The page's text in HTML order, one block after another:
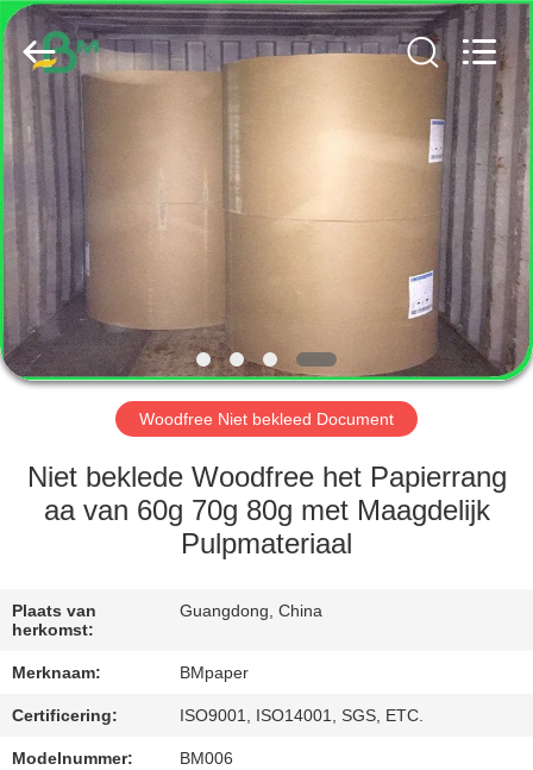
HUIS
PRODUCTEN
ONGEVEER
ONS
FABRIEKSREIS
KWALITEITSCONTROLE
CONTACTEER
GEVALLEN
GUANGZHOU
BMPAPER
CO.,
LTD..
All
Rights
Woodfree Niet bekleed Document
Niet beklede Woodfree het Papierrang
aa van 60g 70g 80g met Maagdelijk
Pulpmateriaal
Plaats van
herkomst:
Guangdong, China
Merknaam: BMpaper
Certificering: ISO9001, ISO14001, SGS, ETC.
Modelnummer: BM006